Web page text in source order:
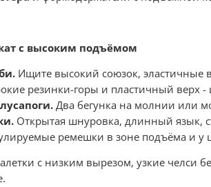
с высоким подъёмом
Ищите высокий союзок, эластичные
резинки-горы и пластичный верх -
Два бегунка на молнии или
Открытая шнуровка, длинный язык,
ремешки в зоне подъёма и
с низким вырезом, узкие челси